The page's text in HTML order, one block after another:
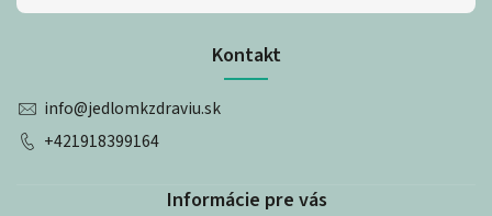
Kontakt
info@jedlomkzdraviu.sk
+421918399164
Informácie pre vás